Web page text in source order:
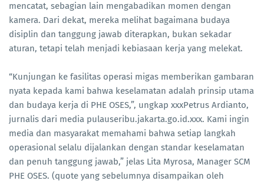
mencatat, sebagian lain mengabadikan momen dengan
kamera. Dari dekat, mereka melihat bagaimana budaya
disiplin dan tanggung jawab diterapkan, bukan sekadar
aturan, tetapi telah menjadi kebiasaan kerja yang melekat.
“Kunjungan ke fasilitas operasi migas memberikan gambaran
nyata kepada kami bahwa keselamatan adalah prinsip utama
dan budaya kerja di PHE OSES,”, ungkap xxxPetrus Ardianto,
jurnalis dari media pulauseribu.jakarta.go.id.xxx. Kami ingin
media dan masyarakat memahami bahwa setiap langkah
operasional selalu dijalankan dengan standar keselamatan
dan penuh tanggung jawab,” jelas Lita Myrosa, Manager SCM
PHE OSES. (quote yang sebelumnya disampaikan oleh